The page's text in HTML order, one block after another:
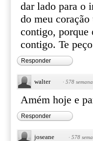
dar lado para o
do meu
contigo, porque
contigo. Te
Responder
walter · 578
Amém hoje e
Responder
joseane · 578